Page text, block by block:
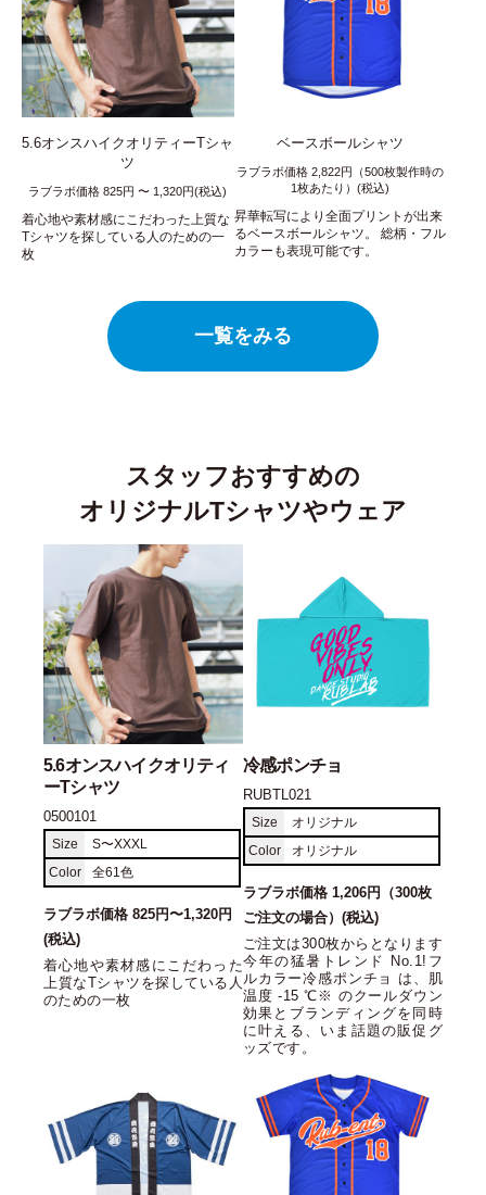
5.6オンスハイクオリティーTシャ
ツ
ラブラボ価格 825円 〜 1,320円(税込)
着心地や素材感にこだわった上質な
Tシャツを探している人のための一
枚
ベースボールシャツ
ラブラボ価格 2,822円（500枚製作時の
1枚あたり）(税込)
昇華転写により全面プリントが出来
るベースボールシャツ。 総柄・フル
カラーも表現可能です。
一覧をみる
スタッフおすすめの
オリジナルTシャツやウェア
5.6オンスハイクオリティ
ーTシャツ
0500101
Size
S〜XXXL
Color
全61色
ラブラボ価格 825円〜1,320円
(税込)
着心地や素材感にこだわった
上質なTシャツを探している人
のための一枚
冷感ポンチョ
RUBTL021
Size
オリジナル
Color
オリジナル
ラブラボ価格 1,206円（300枚
ご注文の場合）(税込)
ご注文は300枚からとなります
今年の猛暑トレンド No.1!フ
ルカラー冷感ポンチョ は、肌
温度 -15 ℃※ のクールダウン
効果とブランディングを同時
に叶える、いま話題の販促グ
ッズです。